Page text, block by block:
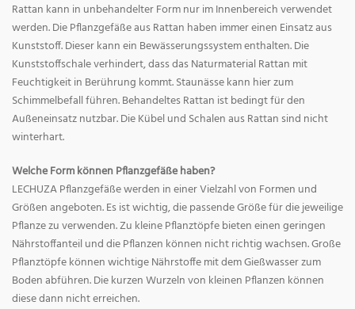
Rattan kann in unbehandelter Form nur im Innenbereich verwendet
werden. Die Pflanzgefäße aus Rattan haben immer einen Einsatz aus
Kunststoff. Dieser kann ein Bewässerungssystem enthalten. Die
Kunststoffschale verhindert, dass das Naturmaterial Rattan mit
Feuchtigkeit in Berührung kommt. Staunässe kann hier zum
Schimmelbefall führen. Behandeltes Rattan ist bedingt für den
Außeneinsatz nutzbar. Die Kübel und Schalen aus Rattan sind nicht
winterhart.
Welche Form können Pflanzgefäße haben?
LECHUZA Pflanzgefäße werden in einer Vielzahl von Formen und
Größen angeboten. Es ist wichtig, die passende Größe für die jeweilige
Pflanze zu verwenden. Zu kleine Pflanztöpfe bieten einen geringen
Nährstoffanteil und die Pflanzen können nicht richtig wachsen. Große
Pflanztöpfe können wichtige Nährstoffe mit dem Gießwasser zum
Boden abführen. Die kurzen Wurzeln von kleinen Pflanzen können
diese dann nicht erreichen.